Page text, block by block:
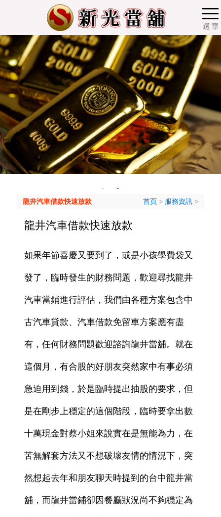
選 單
龍井汽車借款快速放款 首頁 > 服務資訊 >
龍井汽車借款快速放款
如果年節喜慶又要到了，或是小孩學費袋又
發了，臨時發生的財務問題，歡迎尋找龍井
汽車當鋪進行評估，我們由各種方案包含中
古汽車貸款、汽車借款免留車方案應有盡
有，任何財務問題歡迎諮詢龍井當舖。就在
這個月，有合股的好朋友突然家中有事必須
急迫用到錢，於是臨時提出抽股的要求，但
是在剛步上穩定的這個階段，臨時要拿出數
十萬現金對蔡小姐來說實在是無能為力，在
苦無解套方法又不想破壞友情的情況下，突
然想起去年和朋友聊天時提到的台中龍井當
舖，而龍井當鋪卻因餐廳狀況尚不夠穩定為